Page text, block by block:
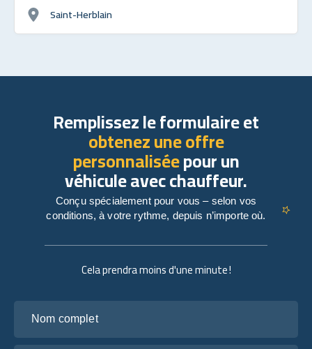
Saint-Herblain
Cela prendra moins d'une minute !
Remplissez le formulaire et
obtenez une offre
personnaliséepour un
véhicule avec chauffeur.
Conçu spécialement pour vous – selon vos
conditions, à votre rythme, depuis n’importe où.